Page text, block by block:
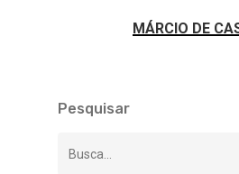
MÁRCIO DE
Pesquisar